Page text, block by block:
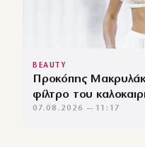
BEAUTY
Προκόπης
φίλτρο του
07.08.2026 — 11:17